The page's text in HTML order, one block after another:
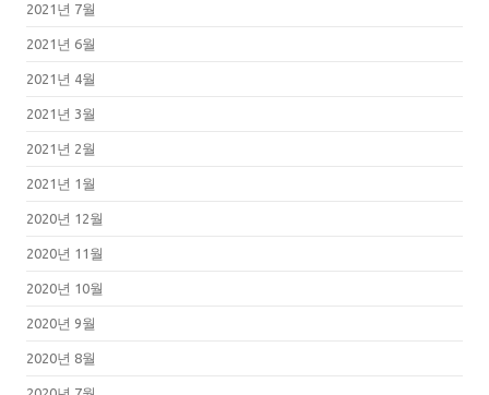
2021년 7월
2021년 6월
2021년 4월
2021년 3월
2021년 2월
2021년 1월
2020년 12월
2020년 11월
2020년 10월
2020년 9월
2020년 8월